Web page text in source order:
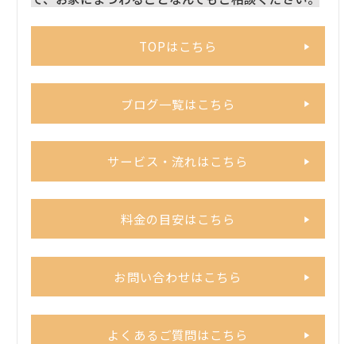
TOPはこちら
ブログ一覧はこちら
サービス・流れはこちら
料金の目安はこちら
お問い合わせはこちら
よくあるご質問はこちら